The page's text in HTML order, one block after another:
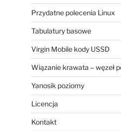
Przydatne polecenia Linux
Tabulatury basowe
Virgin Mobile kody USSD
Wiązanie krawata – węzeł
Yanosik poziomy
Licencja
Kontakt